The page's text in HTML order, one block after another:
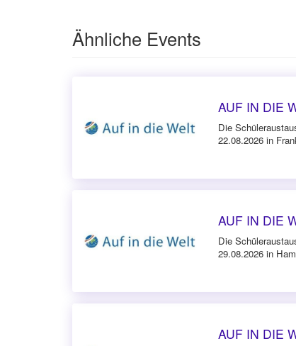
Ähnliche Events
AUF IN DIE
Die
22.08.2026 in
AUF IN DIE
Die
29.08.2026 in
AUF IN DIE